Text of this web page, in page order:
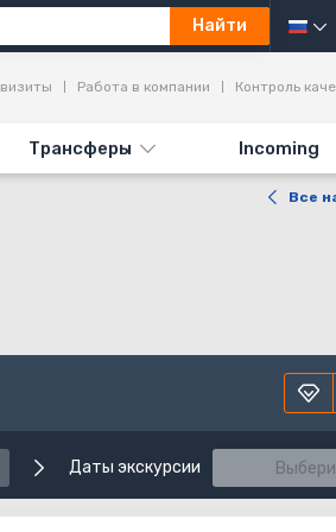
Найти
Трансферы Incoming
Работа в компании Контроль
Все
Даты экскурсии